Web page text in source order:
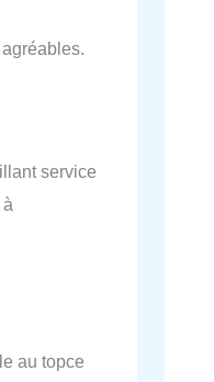
service
au topce